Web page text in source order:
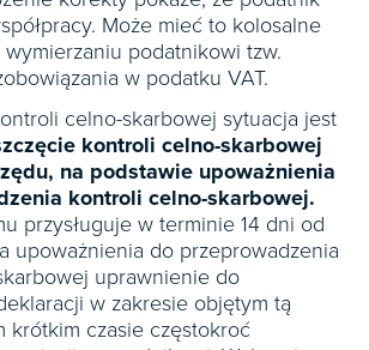
Może mieć to kolosalne
podatnikowi tzw.
w podatku VAT.
celno-skarbowej sytuacja jest
kontroli celno-skarbowej
na podstawie upoważnienia
kontroli celno-skarbowej.
przysługuje w terminie 14 dni od
upoważnienia do przeprowadzenia
uprawnienie do
w zakresie objętym tą
krótkim czasie częstokroć